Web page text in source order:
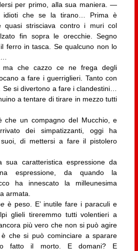
per primo, alla sua maniera. —
idioti che se la tirano… Prima è
quasi strisciava contro i muri col
fin sopra le orecchie. Segno
ferro in tasca. Se qualcuno non lo
ma che cazzo ce ne frega degli
a fare i guerriglieri. Tanto con
si divertono a fare i clandestini…
a tentare di tirare in mezzo tutti
che un compagno del Mucchio, e
dei simpatizzanti, oggi ha
di mettersi a fare il pistolero
sua caratteristica espressione da
espressione, da quando la
ha innescato la milleunesima
armata.
è peso. E’ inutile fare i paraculi e
glieli tireremmo tutti volentieri a
più vero che non si può agire
è che si può cominciare a sparare
fatto il morto. E domani? E